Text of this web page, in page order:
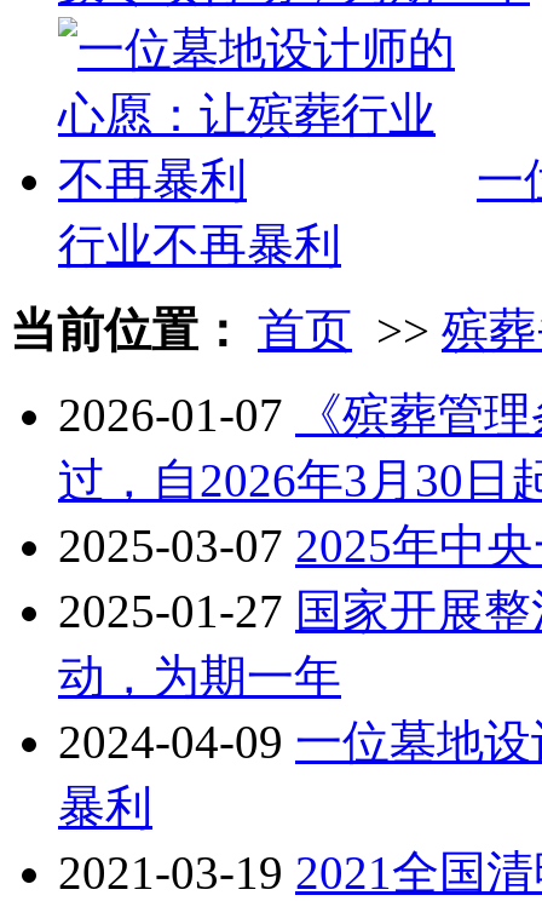
一
行业不再暴利
当前位置： 首页 >> 殡
2026-01-07
《殡葬管
过，自2026年3月30日
2025-03-07 2025年中
2025-01-27 国家开展
动，为期一年
2024-04-09 一位墓地
暴利
2021-03-19 2021全国